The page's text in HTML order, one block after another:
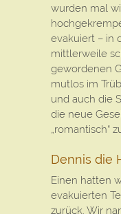
wurden mal
evakuiert – in
mittlerweile
gewordenen
mutlos im
und auch die
die neue
„romantisch“
Dennis die
Einen hatten
evakuierten
zurück. Wir